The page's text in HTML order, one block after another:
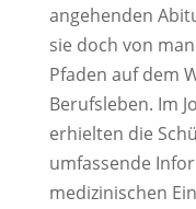
angehenden
sie doch von
Pfaden auf dem
Berufsleben. Im
erhielten die
umfassende
medizinischen